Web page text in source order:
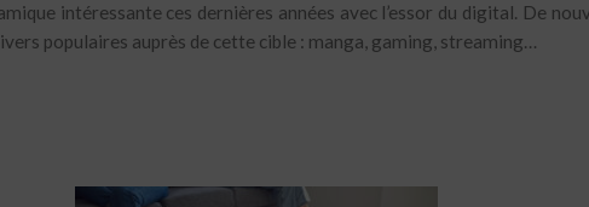
intéressante ces dernières années avec l’essor du digital. De
populaires auprès de cette cible : manga, gaming, streaming…